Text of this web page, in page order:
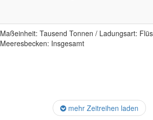
Maßeinheit: Tausend Tonnen / Ladungsart:
Meeresbecken: Insgesamt
mehr Zeitreihen laden